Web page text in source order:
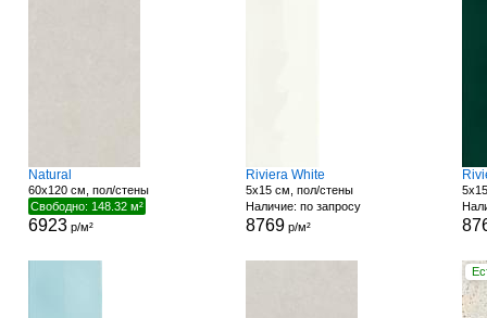
Natural
60x120 см, пол/стены
Свободно: 148.32 м²
6923 р/м²
Riviera White
5x15 см, пол/стены
Наличие: по запросу
8769р/м²